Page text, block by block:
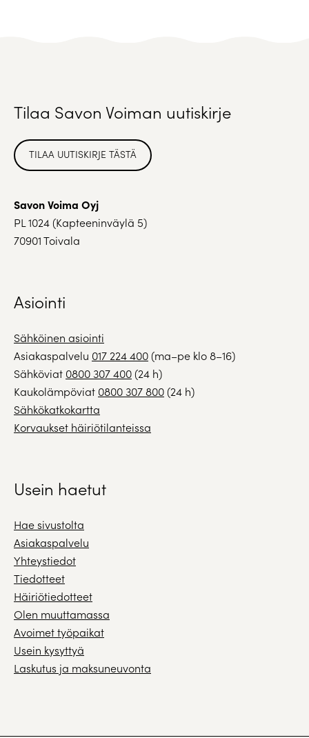
Tilaa Savon Voiman uutiskirje
TILAA UUTISKIRJE TÄSTÄ
Savon Voima Oyj
PL 1024 (Kapteeninväylä 5)
70901 Toivala
Asiointi
Sähköinen asiointi
Asiakaspalvelu 017 224 400(ma–pe klo 8–16)
Sähköviat 0800 307 400(24 h)
Kaukolämpöviat 0800 307 800(24 h)
Sähkökatkokartta
Korvaukset häiriötilanteissa
Usein haetut
Hae sivustolta
Asiakaspalvelu
Yhteystiedot
Tiedotteet
Häiriötiedotteet
Olen muuttamassa
Avoimet työpaikat
Usein kysyttyä
Laskutus ja maksuneuvonta